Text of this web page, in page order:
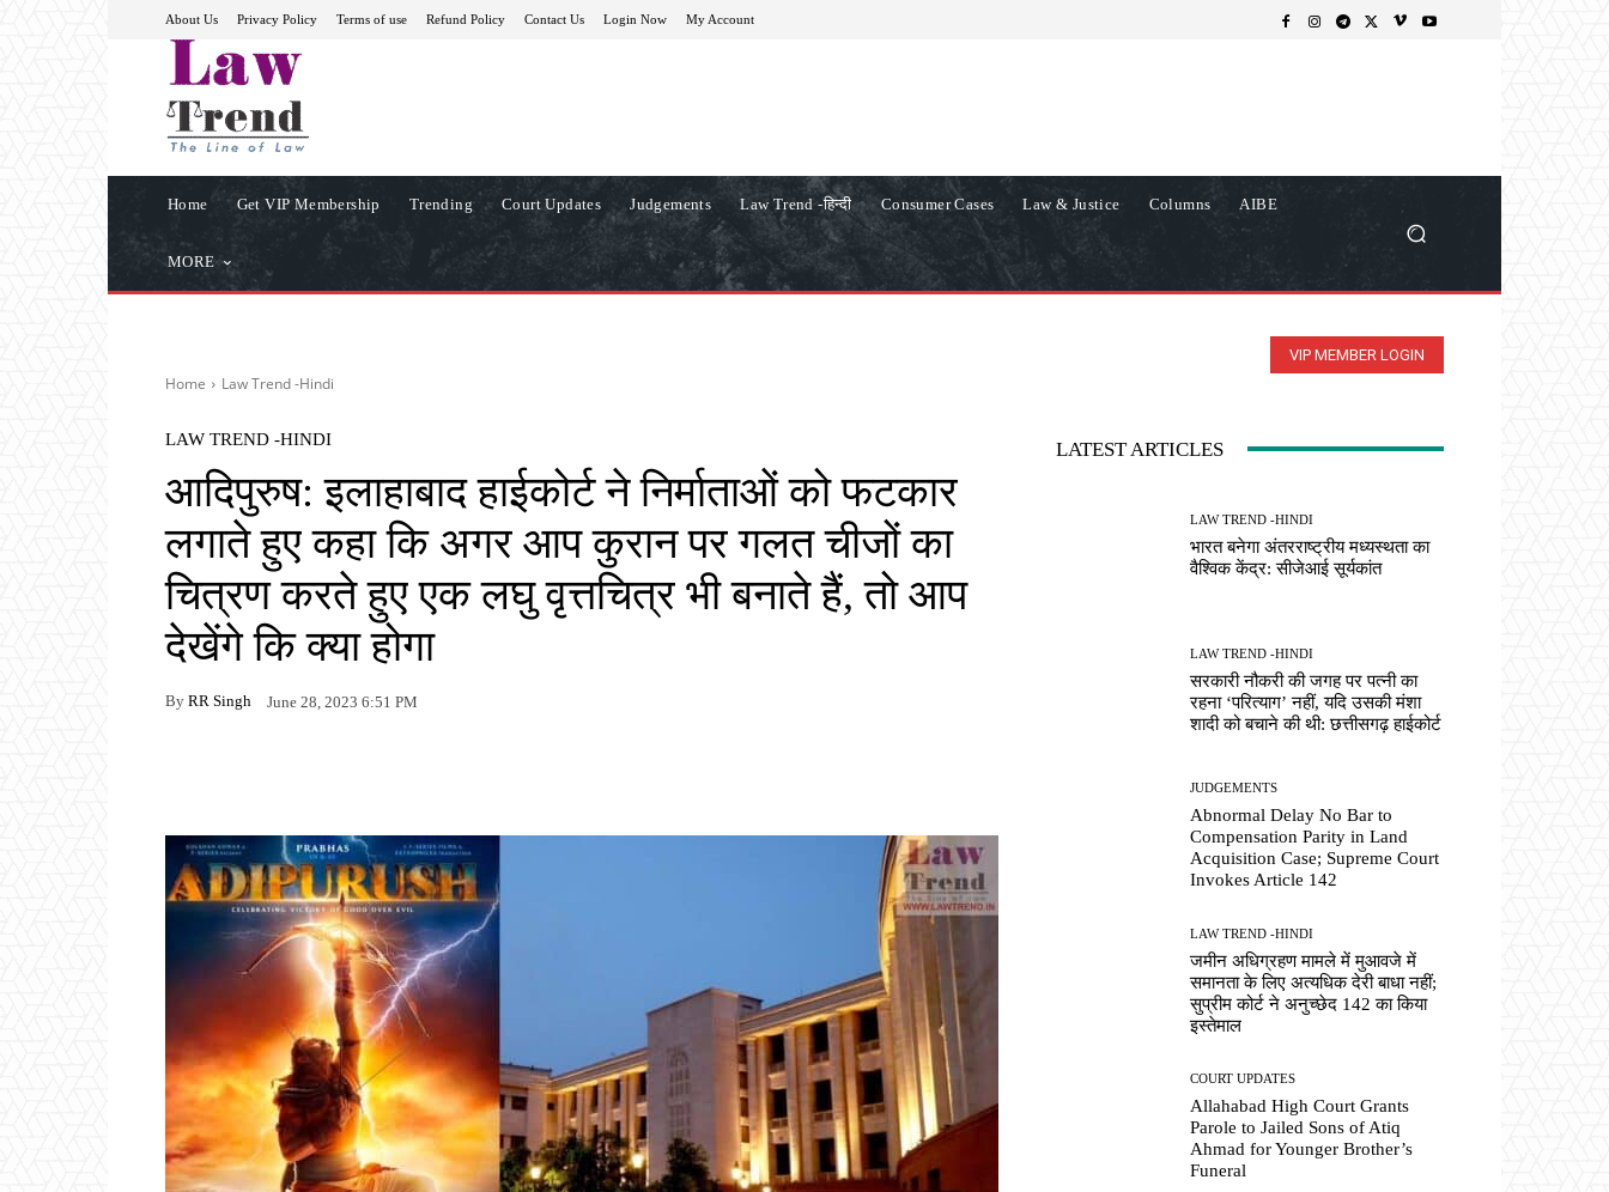
About Us Privacy Policy Terms of use Refund Policy Contact Us Login Now My Account
Home Get VIP Membership Trending Court Updates Judgements Law Trend -हिन्दी Consumer Cases Law & Justice Columns AIBE
MORE
VIP MEMBER LOGIN
Home Law Trend -Hindi
LAW TREND -HINDI
आदिपुरुष: इलाहाबाद हाईकोर्ट ने निर्माताओं को फटकार
लगाते हुए कहा कि अगर आप कुरान पर गलत चीजों का
चित्रण करते हुए एक लघु वृत्तचित्र भी बनाते हैं, तो आप
देखेंगे कि क्या होगा
By RR Singh June 28, 2023 6:51 PM
LATEST ARTICLES
LAW TREND -HINDI
भारत बनेगा अंतरराष्ट्रीय मध्यस्थता का
वैश्विक केंद्र: सीजेआई सूर्यकांत
LAW TREND -HINDI
सरकारी नौकरी की जगह पर पत्नी का
रहना ‘परित्याग’ नहीं, यदि उसकी मंशा
शादी को बचाने की थी: छत्तीसगढ़ हाईकोर्ट
JUDGEMENTS
Abnormal Delay No Bar to
Compensation Parity in Land
Acquisition Case; Supreme Court
Invokes Article 142
LAW TREND -HINDI
जमीन अधिग्रहण मामले में मुआवजे में
समानता के लिए अत्यधिक देरी बाधा नहीं;
सुप्रीम कोर्ट ने अनुच्छेद 142 का किया
इस्तेमाल
COURT UPDATES
Allahabad High Court Grants
Parole to Jailed Sons of Atiq
Ahmad for Younger Brother’s
Funeral